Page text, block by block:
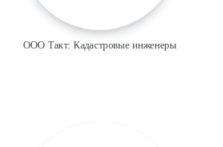
ООО Такт: Кадастровые инженеры